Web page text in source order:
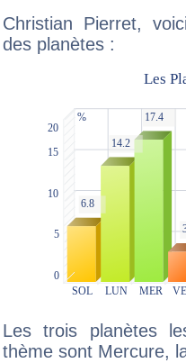
Christian Pierret,
des planètes :
Les trois planètes
thème sont Mercure,